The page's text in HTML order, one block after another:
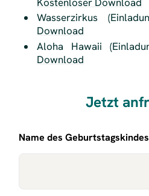
Wasserzirkus
Download
Aloha Hawaii
Download
Jetzt
Name des